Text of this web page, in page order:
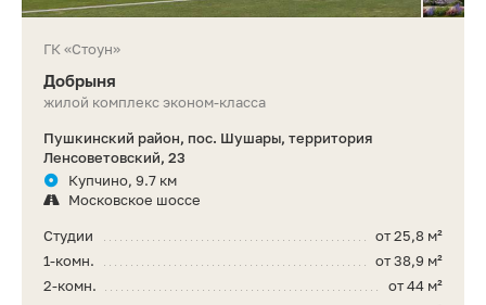
ГК «Стоун»
Добрыня
жилой комплекс эконом-класса
Пушкинский район, пос. Шушары, территория
Ленсоветовский, 23
Купчино, 9.7 км
Московское шоссе
от 25,8 м²
Студии
от 38,9 м²
1-комн.
от 44 м²
2-комн.